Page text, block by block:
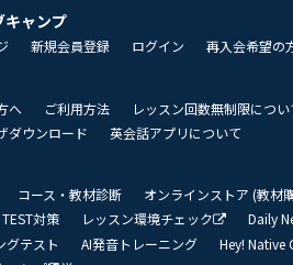
キャンプ
新規会員登録 ログイン 再入会希望の
へ ご利用方法 レッスン回数無制限につい
ダウンロード
英会話アプリについて
コース・教材診断 オンラインストア (教材
対策
レッスン環境チェック Daily
グテスト
AI発音トレーニング Hey! Native